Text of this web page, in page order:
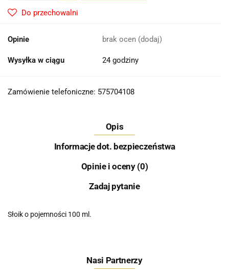
Do przechowalni
Opinie brak ocen (dodaj)
Wysyłka w ciągu 24 godziny
Zamówienie telefoniczne: 575704108
Opis
Informacje dot. bezpieczeństwa
Opinie i oceny (0)
Zadaj pytanie
Słoik o pojemności 100 ml.
Nasi Partnerzy